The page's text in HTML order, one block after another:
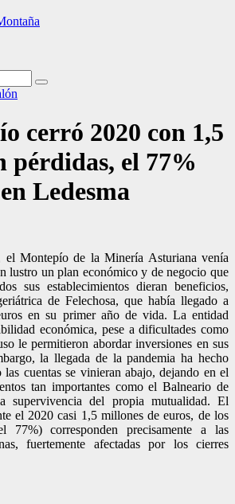
cerró 2020 con 1,5
pérdidas, el 77%
Ledesma
el Montepío de la Minería Asturiana venía
lustro un plan económico y de negocio que
sus establecimientos dieran beneficios,
de Felechosa, que había llegado a
en su primer año de vida. La entidad
económica, pese a dificultades como
le permitieron abordar inversiones en sus
la llegada de la pandemia ha hecho
cuentas se vinieran abajo, dejando en el
tan importantes como el Balneario de
supervivencia del propia mutualidad. El
el 2020 casi 1,5 millones de euros, de los
77%) corresponden precisamente a las
fuertemente afectadas por los cierres